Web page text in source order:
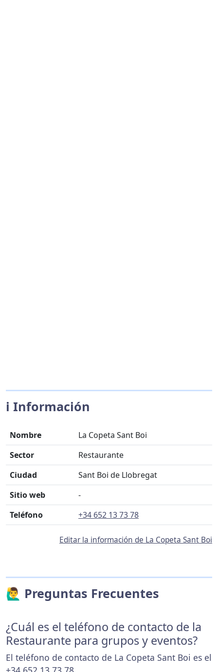
ℹ️ Información
Nombre
La Copeta Sant Boi
Sector
Restaurante
Ciudad
Sant Boi de Llobregat
Sitio web
-
Teléfono
+34 652 13 73 78
Editar la información de La Copeta Sant Boi
🙋‍♂️ Preguntas Frecuentes
¿Cuál es el teléfono de contacto de la
Restaurante para grupos y eventos?
El teléfono de contacto de La Copeta Sant Boi es el